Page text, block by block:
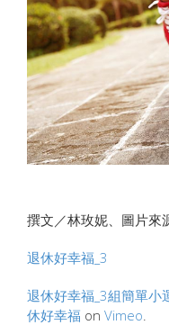
撰文／林玫妮、圖片
退休好幸福_3
退休好幸福_3組簡單小
休好幸福 on Vimeo